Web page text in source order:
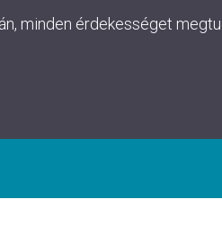
minden érdekességet